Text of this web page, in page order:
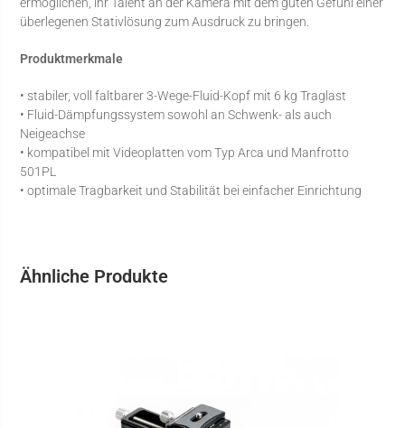
überlegenen Stativlösung zum Ausdruck zu bringen.
Produktmerkmale
• stabiler, voll faltbarer 3-Wege-Fluid-Kopf mit 6 kg Traglast
• Fluid-Dämpfungssystem sowohl an Schwenk- als auch
Neigeachse
• kompatibel mit Videoplatten vom Typ Arca und Manfrotto
501PL
• optimale Tragbarkeit und Stabilität bei einfacher Einrichtung
Ähnliche Produkte